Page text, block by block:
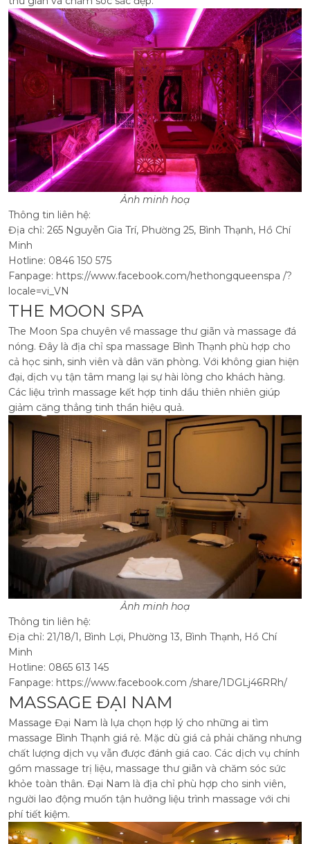
Ảnh minh hoạ
Thông tin liên hệ:
Địa chỉ: 265 Nguyễn Gia Trí, Phường 25, Bình Thạnh, Hồ Chí
Minh
Hotline: 0846 150 575
Fanpage: https://www.facebook.com/hethongqueenspa /?
locale=vi_VN
THE MOON SPA
The Moon Spa chuyên về massage thư giãn và massage đá
nóng. Đây là địa chỉ spa massage Bình Thạnh phù hợp cho
cả học sinh, sinh viên và dân văn phòng. Với không gian hiện
đại, dịch vụ tận tâm mang lại sự hài lòng cho khách hàng.
Các liệu trình massage kết hợp tinh dầu thiên nhiên giúp
giảm căng thẳng tinh thần hiệu quả.
Ảnh minh hoạ
Thông tin liên hệ:
Địa chỉ: 21/18/1, Bình Lợi, Phường 13, Bình Thạnh, Hồ Chí
Minh
Hotline: 0865 613 145
Fanpage: https://www.facebook.com /share/1DGLj46RRh/
MASSAGE ĐẠI NAM
Massage Đại Nam là lựa chọn hợp lý cho những ai tìm
massage Bình Thạnh giá rẻ. Mặc dù giá cả phải chăng nhưng
chất lượng dịch vụ vẫn được đánh giá cao. Các dịch vụ chính
gồm massage trị liệu, massage thư giãn và chăm sóc sức
khỏe toàn thân. Đại Nam là địa chỉ phù hợp cho sinh viên,
người lao động muốn tận hưởng liệu trình massage với chi
phí tiết kiệm.